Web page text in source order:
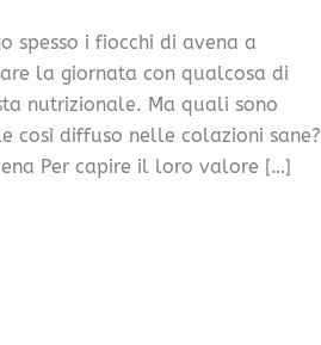
spesso i fiocchi di avena a
la giornata con qualcosa di
nutrizionale. Ma quali sono
così diffuso nelle colazioni sane?
Per capire il loro valore […]